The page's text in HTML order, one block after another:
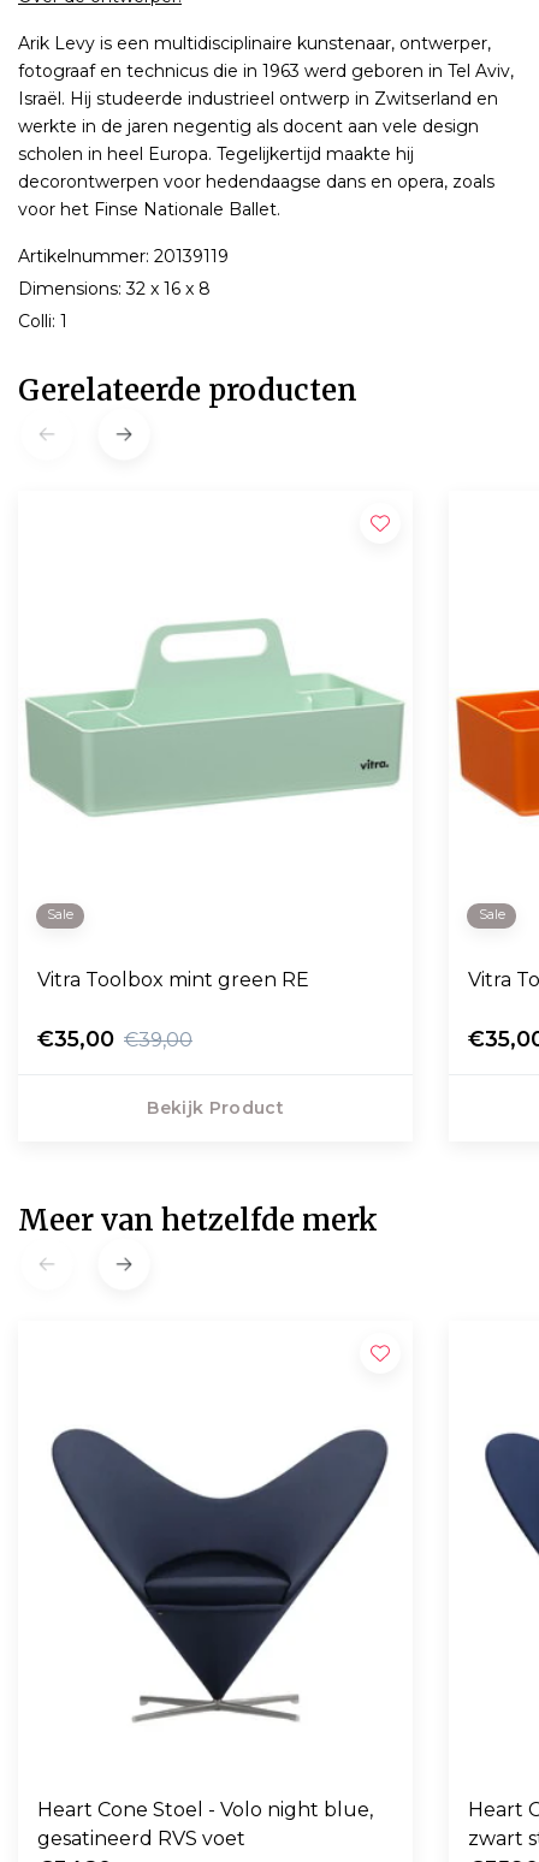
Arik Levy is een multidisciplinaire kunstenaar, ontwerper,
fotograaf en technicus die in 1963 werd geboren in Tel Aviv,
Israël. Hij studeerde industrieel ontwerp in Zwitserland en
werkte in de jaren negentig als docent aan vele design
scholen in heel Europa. Tegelijkertijd maakte hij
decorontwerpen voor hedendaagse dans en opera, zoals
voor het Finse Nationale Ballet.
Artikelnummer: 20139119
Dimensions: 32 x 16 x 8
Colli: 1
Gerelateerde producten
Sale
Vitra Toolbox mint green RE
€35,00 €39,00
Bekijk Product
Sale
Meer van hetzelfde merk
Heart Cone Stoel - Volo night blue,
gesatineerd RVS voet
Heart
zwart